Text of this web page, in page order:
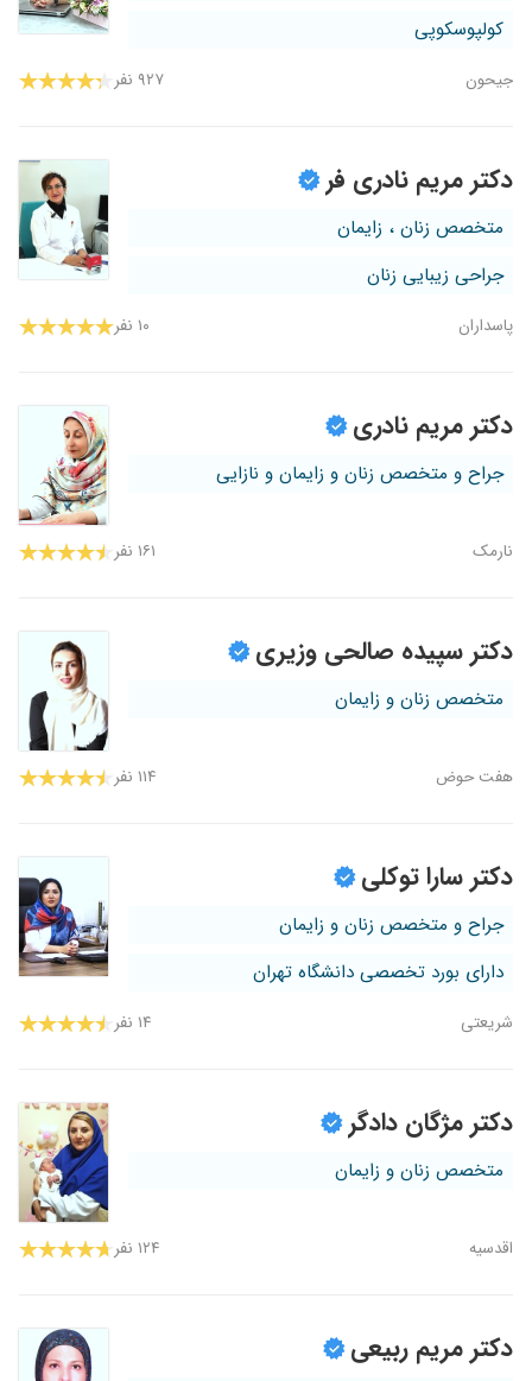
کولپوسکوپی
جیحون ۹۲۷ نفر
دکتر مریم نادری فر
متخصص زنان ، زایمان
جراحی زیبایی زنان
پاسداران ۱۰ نفر
دکتر مریم نادری
جراح و متخصص زنان و زایمان و نازایی
نارمک ۱۶۱ نفر
دکتر سپیده صالحی وزیری
متخصص زنان و زایمان
هفت‌ حوض ۱۱۴ نفر
دکتر سارا توکلی
جراح و متخصص زنان و زایمان
دارای بورد تخصصی دانشگاه تهران
شریعتی ۱۴ نفر
دکتر مژگان دادگر
متخصص زنان و زایمان
اقدسیه ۱۲۴ نفر
دکتر مریم ربیعی